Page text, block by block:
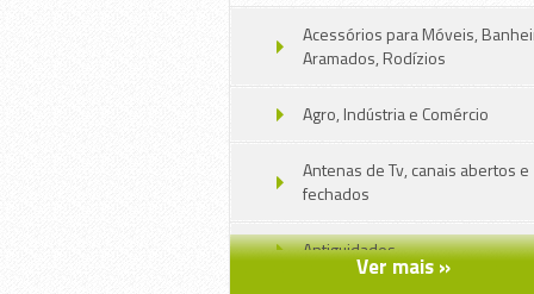
Acessórios para Móveis,
Aramados, Rodízios
Agro, Indústria e Comércio
Antenas de Tv, canais abertos e
fechados
Antiguidades
Ver mais »